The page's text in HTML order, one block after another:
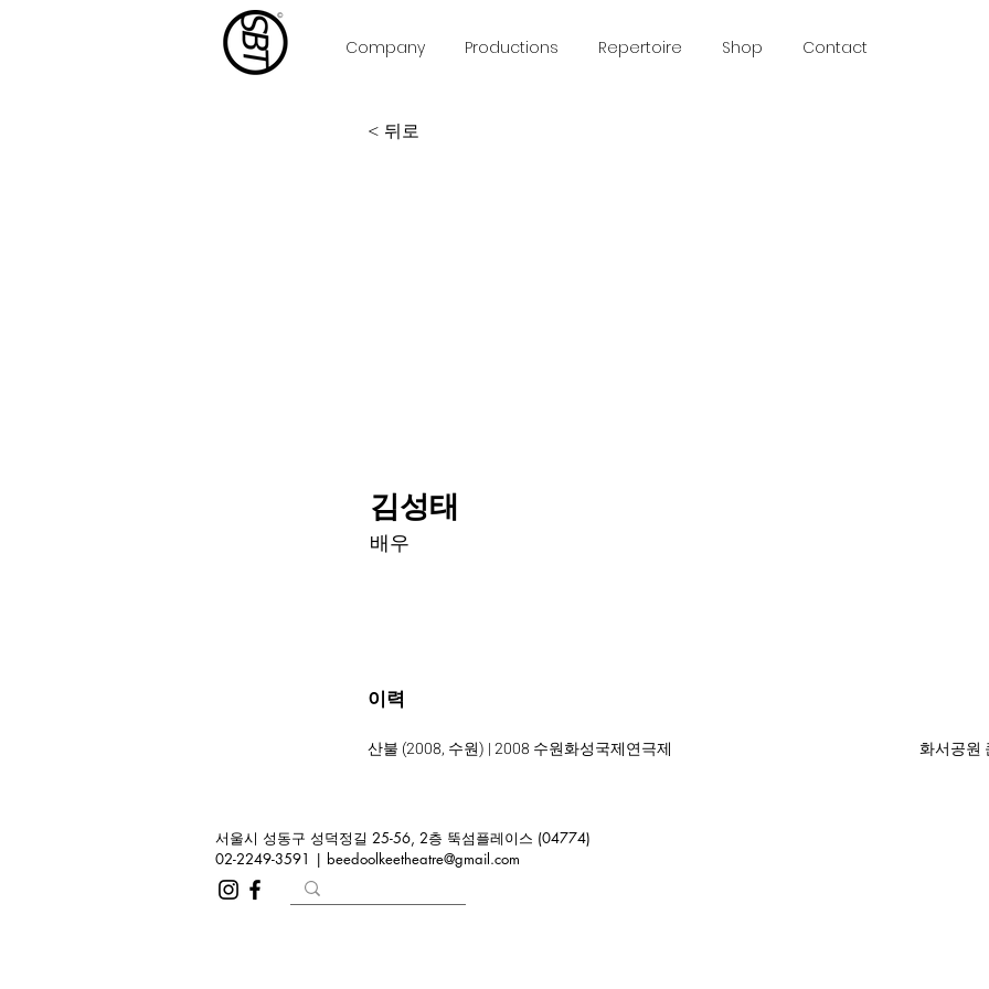
Company Productions Repertoire Shop Contact
< 뒤로
김성태
배우
이력
산불 (2008, 수원) | 2008 수원화성국제연극제 화서공원
서울시 성동구 성덕정길 25-56, 2층 뚝섬플레이스 (04774)
02-2249-3591 | beedoolkeetheatre@gmail.com